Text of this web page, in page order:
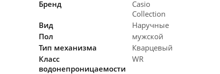
Бренд
Casio
Collection
Вид
Наручные
Пол
мужской
Тип механизма
Кварцевый
Класс
водонепроницаемости
WR